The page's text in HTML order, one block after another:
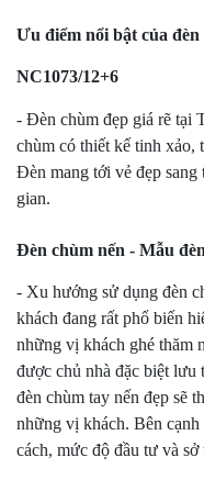
Ưu điểm nổi bật của
NC1073/12+6
- Đèn chùm đẹp giá rẽ tại
chùm có thiết kế tinh xảo,
Đèn mang tới vẻ đẹp
gian.
Đèn chùm nến - Mẫu
- Xu hướng sử dụng đèn
khách đang rất phổ biến
những vị khách ghé thăm
được chủ nhà đặc biệt lưu
đèn chùm tay nến đẹp sẽ
những vị khách. Bên
cách, mức độ đầu tư và sở